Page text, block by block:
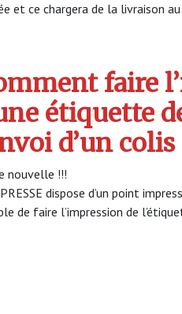
et ce chargera de la livraison
faire
étiquette
d’un colis
nouvelle !!!
PRESSE dispose d’un point
de faire l’impression de